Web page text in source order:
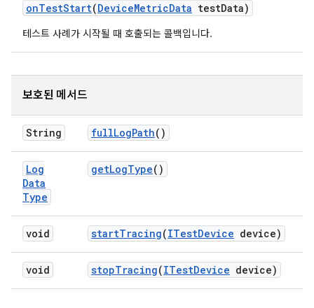
onTestStart(DeviceMetricData testData)
테스트 사례가 시작될 때 호출되는 콜백입니다.
보호된 메서드
String fullLogPath()
Log
Data
Type
getLogType()
void startTracing(ITestDevice device)
void stopTracing(ITestDevice device)